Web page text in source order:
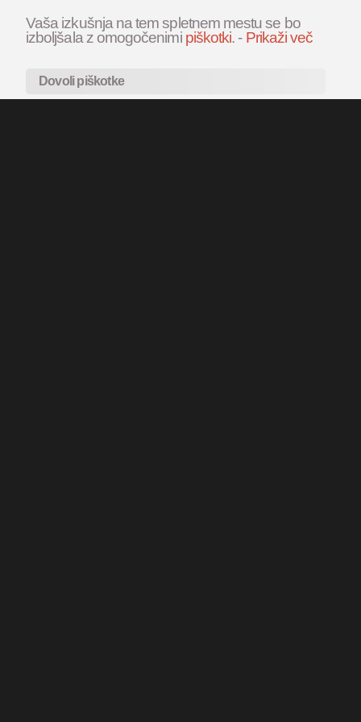
Vaša izkušnja na tem spletnem mestu se bo
izboljšala z omogočenimi piškotki. - Prikaži več
Dovoli piškotke